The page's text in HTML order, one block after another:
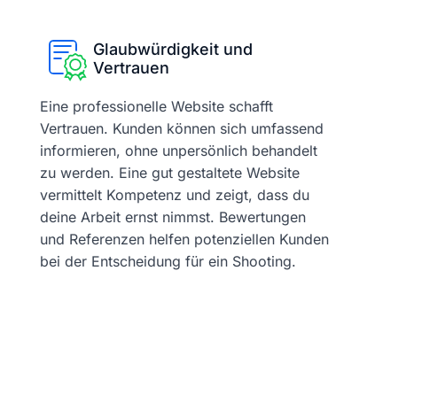
Glaubwürdigkeit und
Vertrauen
Eine professionelle Website schafft
Vertrauen. Kunden können sich umfassend
informieren, ohne unpersönlich behandelt
zu werden. Eine gut gestaltete Website
vermittelt Kompetenz und zeigt, dass du
deine Arbeit ernst nimmst. Bewertungen
und Referenzen helfen potenziellen Kunden
bei der Entscheidung für ein Shooting.